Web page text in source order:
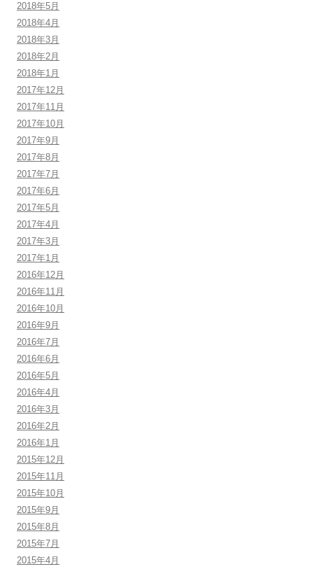
2018年5月
2018年4月
2018年3月
2018年2月
2018年1月
2017年12月
2017年11月
2017年10月
2017年9月
2017年8月
2017年7月
2017年6月
2017年5月
2017年4月
2017年3月
2017年1月
2016年12月
2016年11月
2016年10月
2016年9月
2016年7月
2016年6月
2016年5月
2016年4月
2016年3月
2016年2月
2016年1月
2015年12月
2015年11月
2015年10月
2015年9月
2015年8月
2015年7月
2015年4月